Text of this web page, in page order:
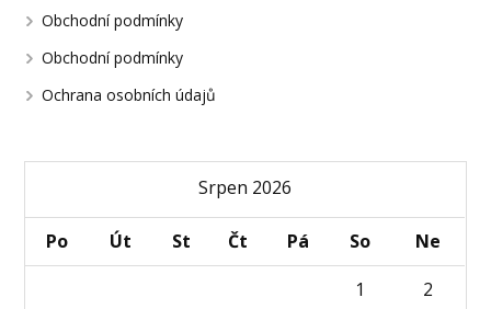
Obchodní podmínky
Obchodní podmínky
Ochrana osobních údajů
Srpen 2026
Po Út St Čt Pá So
Ne
1
2